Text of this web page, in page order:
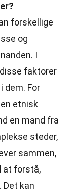
forskellige
og
I
faktorer
dem. For
etnisk
en mand fra
steder,
sammen,
at forstå,
Det kan